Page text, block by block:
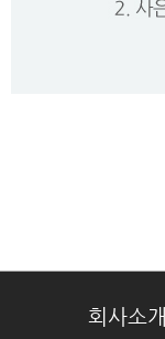
회사소개